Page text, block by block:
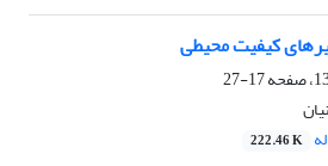
کیفیت محیطی
17-27
222.46 K